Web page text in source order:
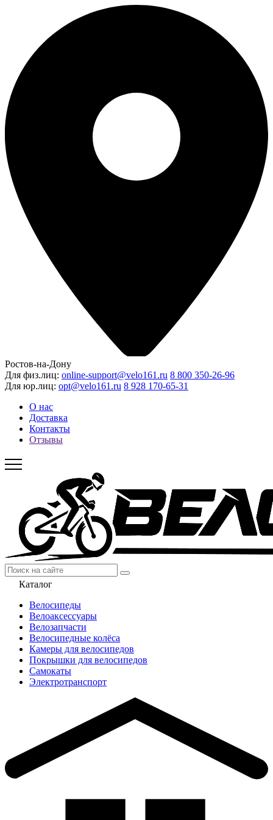
Ростов-на-Дону
Для физ.лиц: online-support@velo161.ru 8 800 350-26-96
Для юр.лиц: opt@velo161.ru 8 928 170-65-31
О нас
Доставка
Контакты
Отзывы
Каталог
Велосипеды
Велоаксессуары
Велозапчасти
Велосипедные колёса
Камеры для велосипедов
Покрышки для велосипедов
Самокаты
Электротранспорт